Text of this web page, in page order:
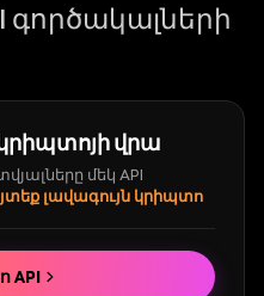
գործակալների
վրա
մեկ API
լավագույն կրիպտո
API